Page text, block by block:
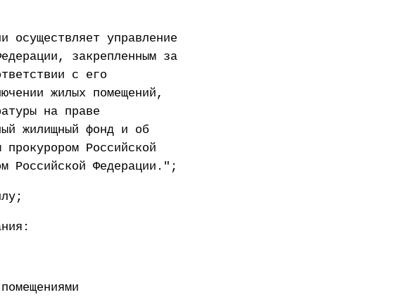
осуществляет управление
закрепленным за
с его
жилых помещений,
на праве
жилищный фонд и об
Российской
Российской Федерации.";